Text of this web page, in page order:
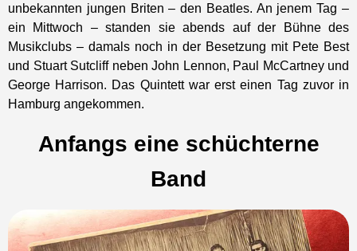
unbekannten jungen Briten – den Beatles. An jenem Tag –
ein Mittwoch – standen sie abends auf der Bühne des
Musikclubs – damals noch in der Besetzung mit Pete Best
und Stuart Sutcliff neben John Lennon, Paul McCartney und
George Harrison. Das Quintett war erst einen Tag zuvor in
Hamburg angekommen.
Anfangs eine schüchterne
Band